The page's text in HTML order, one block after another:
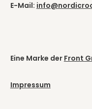
E-Mail:
Eine Marke der Front
Impressum